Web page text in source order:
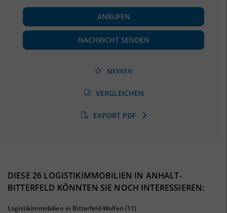
BESCHÄFTIGUNG
Beschäftigte
(Landkreis / Kreisfreie Stadt)
60.353
(Landkreis / Kreisfreie Stadt)
(Stand: 01/2020)
ANRUFEN
NACHRICHT SENDEN
MERKEN
VERGLEICHEN
EXPORT PDF
DIESE 26 LOGISTIKIMMOBILIEN IN ANHALT-
BITTERFELD KÖNNTEN SIE NOCH INTERESSIEREN:
Logistikimmobilien in Bitterfeld-Wolfen (11)